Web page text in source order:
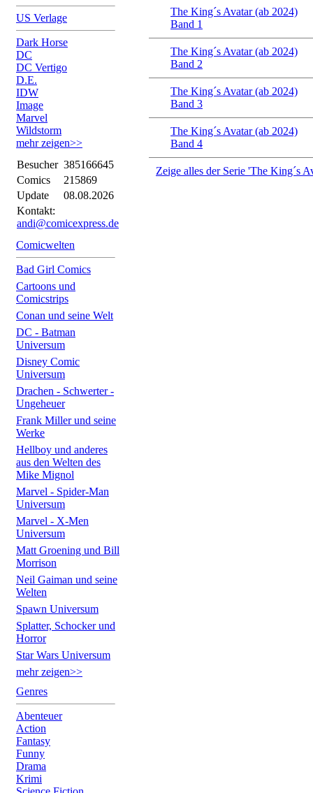
US Verlage
Dark Horse
DC
DC Vertigo
D.E.
IDW
Image
Marvel
Wildstorm
mehr zeigen>>
Besucher 385166645
Comics
215869
Update
08.08.2026
Kontakt:
andi@comicexpress.de
Comicwelten
Bad Girl Comics
Cartoons und
Comicstrips
Conan und seine Welt
DC - Batman
Universum
Disney Comic
Universum
Drachen - Schwerter -
Ungeheuer
Frank Miller und seine
Werke
Hellboy und anderes
aus den Welten des
Mike Mignol
Marvel - Spider-Man
Universum
Marvel - X-Men
Universum
Matt Groening und Bill
Morrison
Neil Gaiman und seine
Welten
Spawn Universum
Splatter, Schocker und
Horror
Star Wars Universum
mehr zeigen>>
Genres
Abenteuer
Action
Fantasy
Funny
Drama
Krimi
The King´s Avatar (ab 2024)
Band 1
The King´s Avatar (ab 2024)
Band 2
The King´s Avatar (ab 2024)
Band 3
The King´s Avatar (ab 2024)
Band 4
Zeige alles der Serie 'The King´s